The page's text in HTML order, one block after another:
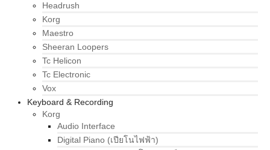
Headrush
Korg
Maestro
Sheeran Loopers
Tc Helicon
Tc Electronic
Vox
Keyboard & Recording
Korg
Audio Interface
Digital Piano (เปียโนไฟฟ้า)